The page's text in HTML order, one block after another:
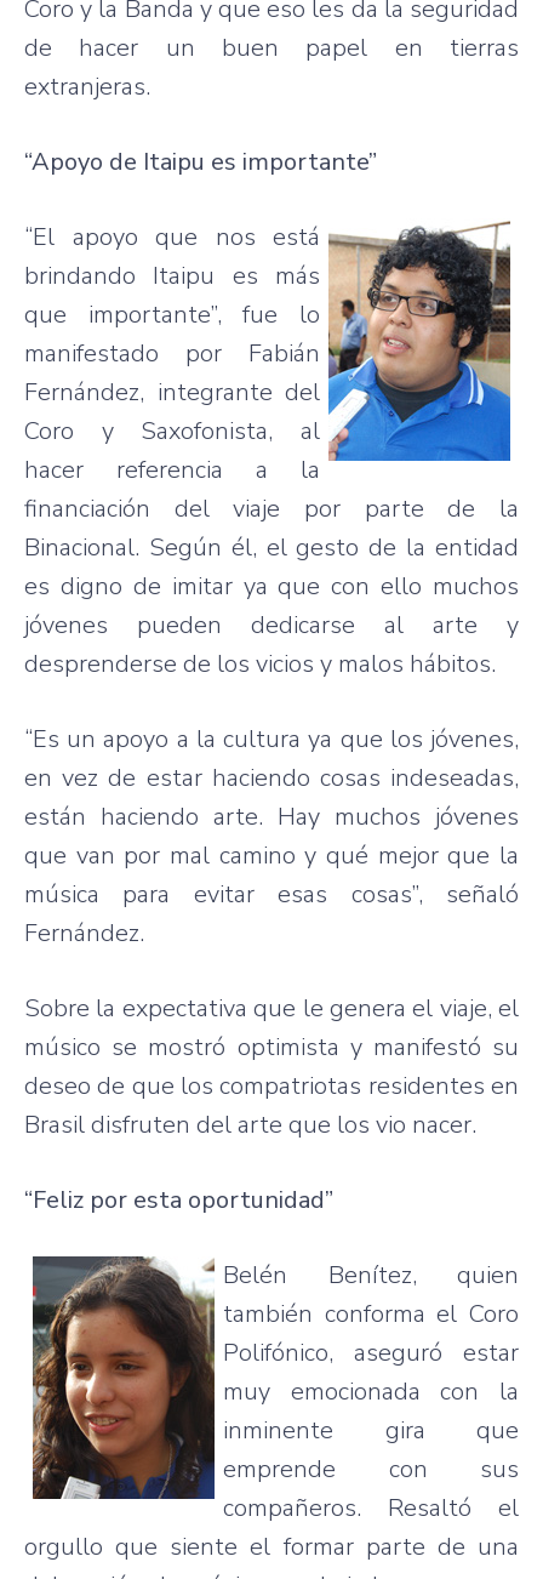
Coro y la Banda y que eso les da la seguridad
de hacer un buen papel en tierras
extranjeras.
“Apoyo de Itaipu es importante”
“El apoyo que nos está
brindando Itaipu es más
que importante”, fue lo
manifestado por Fabián
Fernández, integrante del
Coro y Saxofonista, al
hacer referencia a la
financiación del viaje por parte de la
Binacional. Según él, el gesto de la entidad
es digno de imitar ya que con ello muchos
jóvenes pueden dedicarse al arte y
desprenderse de los vicios y malos hábitos.
“Es un apoyo a la cultura ya que los jóvenes,
en vez de estar haciendo cosas indeseadas,
están haciendo arte. Hay muchos jóvenes
que van por mal camino y qué mejor que la
música para evitar esas cosas”, señaló
Fernández.
Sobre la expectativa que le genera el viaje, el
músico se mostró optimista y manifestó su
deseo de que los compatriotas residentes en
Brasil disfruten del arte que los vio nacer.
“Feliz por esta oportunidad”
Belén Benítez, quien
también conforma el Coro
Polifónico, aseguró estar
muy emocionada con la
inminente gira que
emprende con sus
compañeros. Resaltó el
orgullo que siente el formar parte de una